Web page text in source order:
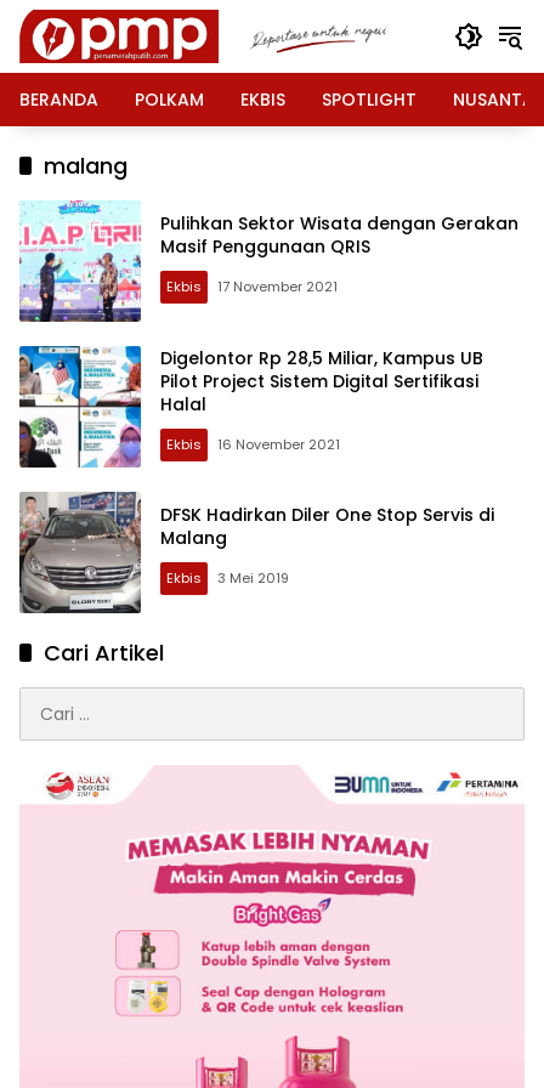
Langsung
konten
BERANDA
POLKAM EKBIS SPOTLIGHT
malang
Pulihkan Sektor Wisata dengan Gerakan
Masif Penggunaan QRIS
Ekbis 17 November 2021
Digelontor Rp 28,5 Miliar, Kampus UB
Pilot Project Sistem Digital Sertifikasi
Halal
Ekbis 16 November 2021
DFSK Hadirkan Diler One Stop Servis di
Ekbis 3 Mei 2019
Cari Artikel
untuk: